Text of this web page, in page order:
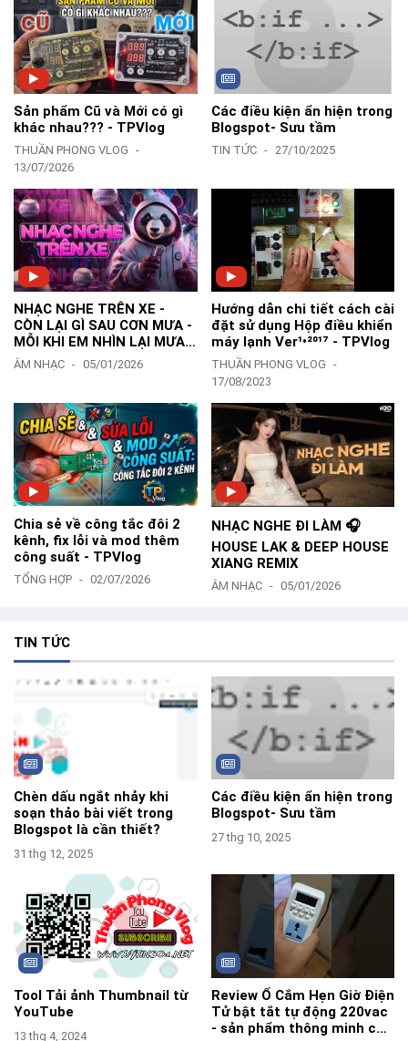
Sản phẩm Cũ và Mới có gì
khác nhau??? - TPVlog
THUẦN PHONG VLOG
13/07/2026
Các điều kiện ẩn hiện trong
Blogspot- Sưu tầm
TIN TỨC 27/10/2025
NHẠC NGHE TRÊN XE -
CÒN LẠI GÌ SAU CƠN MƯA -
MỖI KHI EM NHÌN LẠI MƯA
TRÊN ĐƯỜNG MƯA REMIX
ÂM NHẠC 05/01/2026
Hướng dẫn chi tiết cách cài
đặt sử dụng Hộp điều khiển
máy lạnh Ver¹•²⁰¹⁷ - TPVlog
THUẦN PHONG VLOG
17/08/2023
Chia sẻ về công tắc đôi 2
kênh, fix lỗi và mod thêm
công suất - TPVlog
TỔNG HỢP 02/07/2026
NHẠC NGHE ĐI LÀM 🎧
HOUSE LAK & DEEP HOUSE
XIANG REMIX
ÂM NHẠC 05/01/2026
TIN TỨC
Chèn dấu ngắt nhảy khi
soạn thảo bài viết trong
Blogspot là cần thiết?
31 thg 12, 2025
Các điều kiện ẩn hiện trong
Blogspot- Sưu tầm
27 thg 10, 2025
Tool Tải ảnh Thumbnail từ
YouTube
13 thg 4, 2024
Review Ổ Cắm Hẹn Giờ Điện
Tử bật tắt tự động 220vac
- sản phẩm thông minh cần